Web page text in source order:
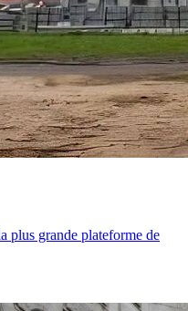
plus grande plateforme de